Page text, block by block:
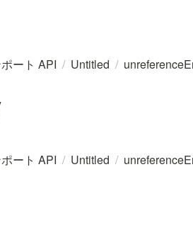
ート API / Untitled /
ート API / Untitled /